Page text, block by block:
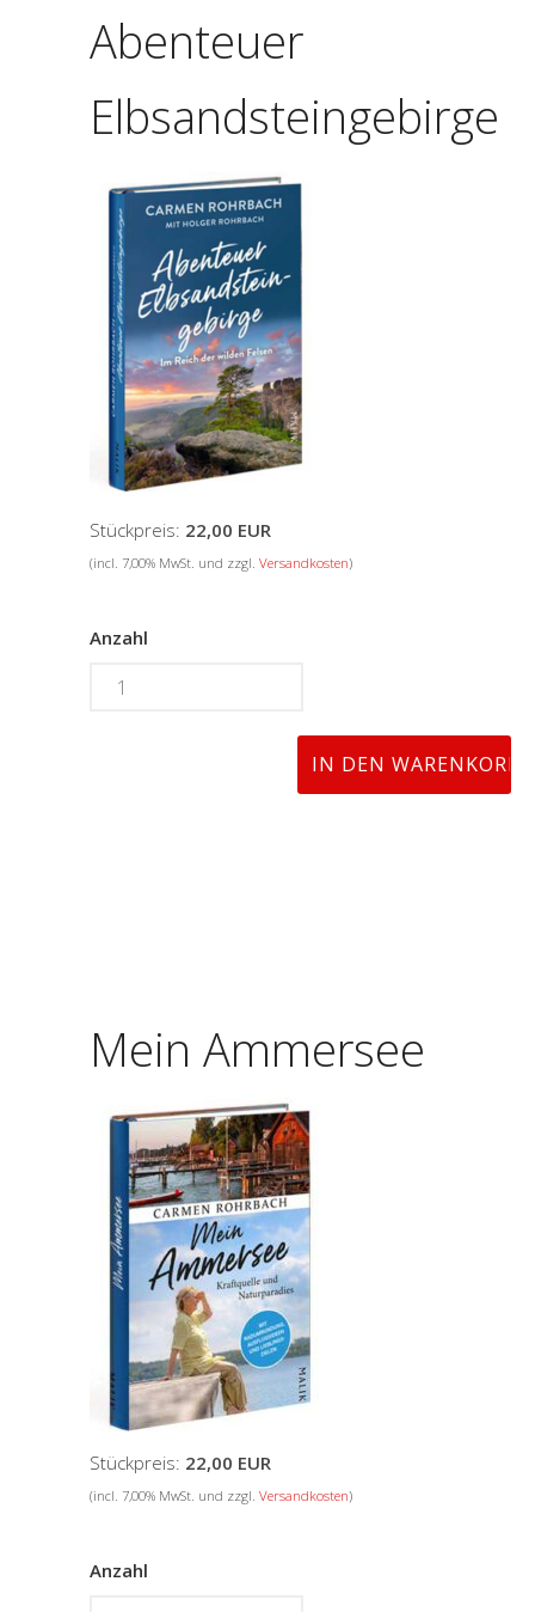
Abenteuer
Elbsandsteingebirge
Stückpreis: 22,00 EUR
(incl. 7,00% MwSt. und zzgl. Versandkosten)
Anzahl
Mein Ammersee
Stückpreis: 22,00 EUR
(incl. 7,00% MwSt. und zzgl. Versandkosten)
Anzahl